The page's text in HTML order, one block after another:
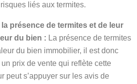
liés aux termites.
présence de termites et de leur
du bien : La présence de termites
du bien immobilier, il est donc
prix de vente qui reflète cette
peut s’appuyer sur les avis de